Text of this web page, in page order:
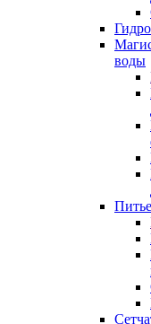
воды